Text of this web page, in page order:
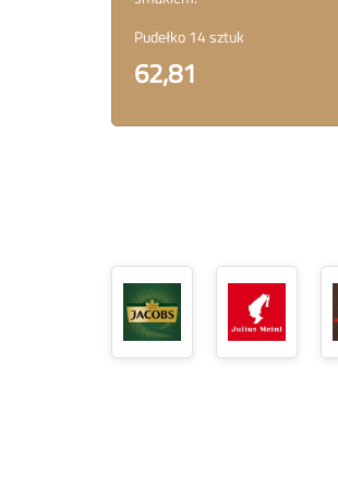
Pudełko 14 sztuk
62,81